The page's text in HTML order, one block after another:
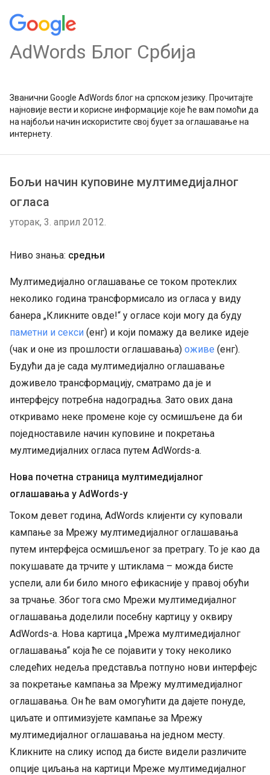
AdWords Блог Србија
Званични Google AdWords блог на српском језику. Прочитајте
најновије вести и корисне информације које ће вам помоћи да
на најбољи начин искористите свој буџет за оглашавање на
интернету.
Бољи начин куповине мултимедијалног
огласа
уторак, 3. април 2012.
Ниво знања: средњи
Мултимедијално оглашавање се током протеклих
неколико година трансформисало из огласа у виду
банера „Кликните овде!“ у огласе који могу да буду
паметни и секси (енг) и који помажу да велике идеје
(чак и оне из прошлости оглашавања) оживе (енг).
Будући да је сада мултимедијално оглашавање
доживело трансформацију, сматрамо да је и
интерфејсу потребна надоградња. Зато ових дана
откривамо неке промене које су осмишљене да би
поједноставиле начин куповине и покретања
мултимедијалних огласа путем AdWords-а.
Нова почетна страница мултимедијалног
оглашавања у AdWords-у
Током девет година, AdWords клијенти су куповали
кампање за Мрежу мултимедијалног оглашавања
путем интерфејса осмишљеног за претрагу. То је као да
покушавате да трчите у штиклама – можда бисте
успели, али би било много ефикасније у правој обући
за трчање. Због тога смо Мрежи мултимедијалног
оглашавања доделили посебну картицу у оквиру
AdWords-а. Нова картица „Мрежа мултимедијалног
оглашавања“ која ће се појавити у току неколико
следећих недеља представља потпуно нови интерфејс
за покретање кампања за Мрежу мултимедијалног
оглашавања. Он ће вам омогућити да дајете понуде,
циљате и оптимизујете кампање за Мрежу
мултимедијалног оглашавања на једном месту.
Кликните на слику испод да бисте видели различите
опције циљања на картици Мрежe мултимедијалног